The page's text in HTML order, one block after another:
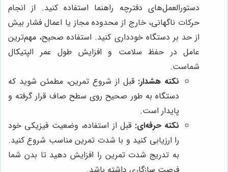
دستورالعمل‌های دفترچه راهنما استفاده کنید. از انجام
حرکات ناگهانی، خارج از محدوده مجاز یا اعمال فشار بیش
از حد بر دستگاه خودداری کنید. استفاده صحیح، مهم‌ترین
عامل در حفظ سلامت و افزایش طول عمر الپتیکال
شماست.
نکته هشدار: قبل از شروع تمرین، مطمئن شوید که
دستگاه به طور صحیح روی سطح صاف قرار گرفته و
پایدار است.
نکته حرفه‌ای: قبل از استفاده، وضعیت فیزیکی خود
را ارزیابی کنید و با شدت تمرین مناسب شروع کنید.
به تدریج شدت تمرین را افزایش دهید تا بدن شما